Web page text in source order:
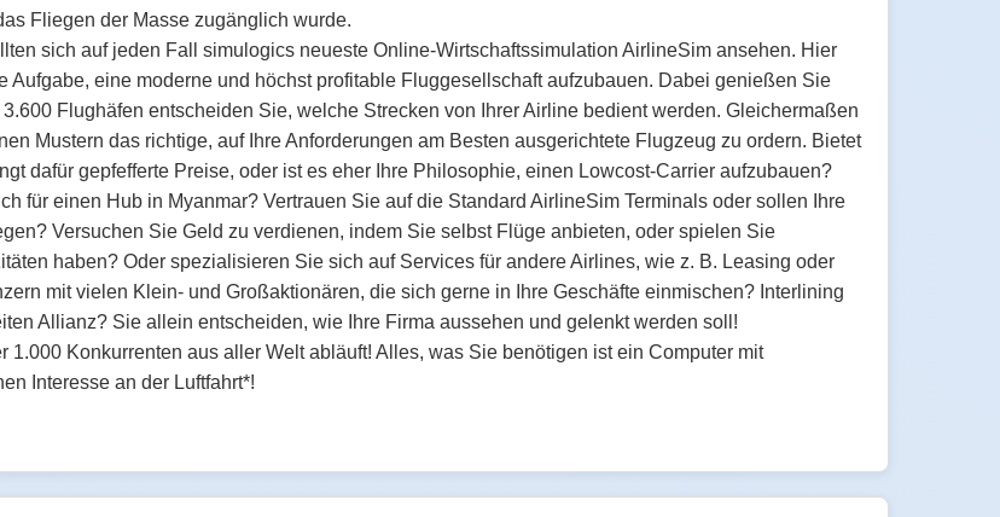
Fliegen der Masse zugänglich wurde.
sich auf jeden Fall simulogics neueste Online-Wirtschaftssimulation AirlineSim ansehen. Hier
eine moderne und höchst profitable Fluggesellschaft aufzubauen. Dabei genießen Sie
Flughäfen entscheiden Sie, welche Strecken von Ihrer Airline bedient werden. Gleichermaßen
Mustern das richtige, auf Ihre Anforderungen am Besten ausgerichtete Flugzeug zu ordern. Bietet
dafür gepfefferte Preise, oder ist es eher Ihre Philosophie, einen Lowcost-Carrier aufzubauen?
für einen Hub in Myanmar? Vertrauen Sie auf die Standard AirlineSim Terminals oder sollen Ihre
Versuchen Sie Geld zu verdienen, indem Sie selbst Flüge anbieten, oder spielen Sie
haben? Oder spezialisieren Sie sich auf Services für andere Airlines, wie z. B. Leasing oder
mit vielen Klein- und Großaktionären, die sich gerne in Ihre Geschäfte einmischen? Interlining
Allianz? Sie allein entscheiden, wie Ihre Firma aussehen und gelenkt werden soll!
Konkurrenten aus aller Welt abläuft! Alles, was Sie benötigen ist ein Computer mit
Interesse an der Luftfahrt*!